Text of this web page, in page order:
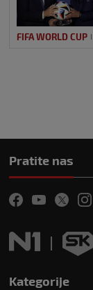
FIFA WORLD CUP
Pratite nas
Kategorije